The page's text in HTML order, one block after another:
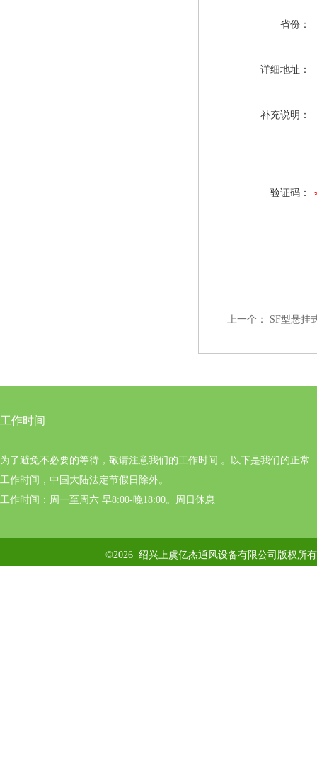
省份：
详细地址：
补充说明：
验证码：
上一个： SF型悬挂
工作时间
为了避免不必要的等待，敬请注意我们的工作时间 。以下是我们的正常
工作时间，中国大陆法定节假日除外。
工作时间：周一至周六 早8:00-晚18:00。周日休息
©2026 绍兴上虞亿杰通风设备有限公司版权所有